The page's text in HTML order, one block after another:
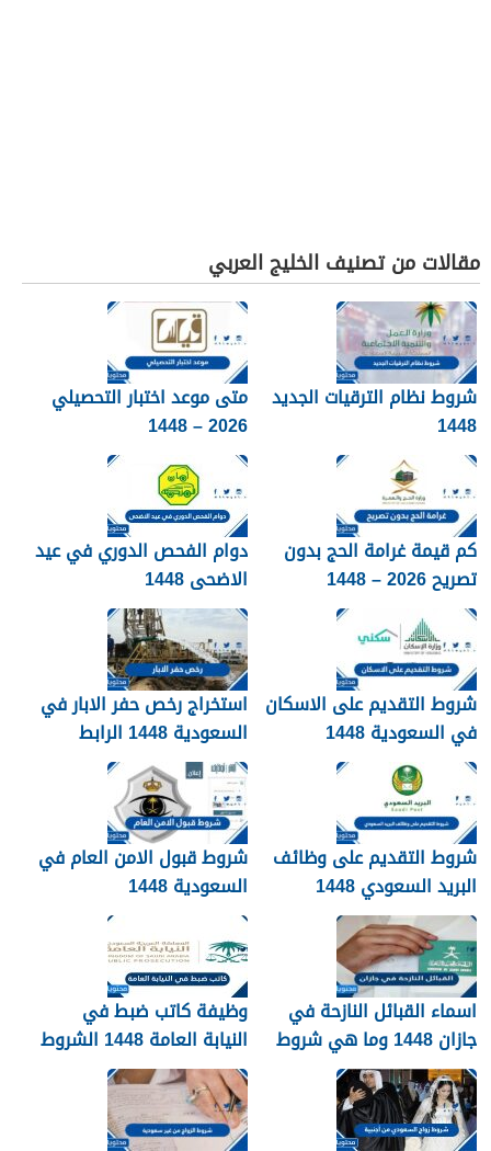
مقالات من تصنيف الخليج العربي
شروط نظام الترقيات الجديد
1448
متى موعد اختبار التحصيلي
2026 – 1448
كم قيمة غرامة الحج بدون
تصريح 2026 – 1448
دوام الفحص الدوري في عيد
الاضحى 1448
شروط التقديم على الاسكان
في السعودية 1448
استخراج رخص حفر الابار في
السعودية 1448 الرابط
والشروط بالتفصيل
شروط التقديم على وظائف
البريد السعودي 1448
شروط قبول الامن العام في
السعودية 1448
اسماء القبائل النازحة في
جازان 1448 وما هي شروط
تجنيسها
وظيفة كاتب ضبط في
النيابة العامة 1448 الشروط
وطريقة التقديم